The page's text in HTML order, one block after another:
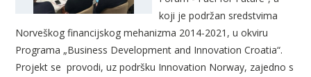
koji jepodržan sredstvima
Norveškog financijskog mehanizma 2014-2021, u okviru
Programa „Business Development and Innovation Croatia“.
Projekt se provodi, uz podršku Innovation Norway, zajedno s